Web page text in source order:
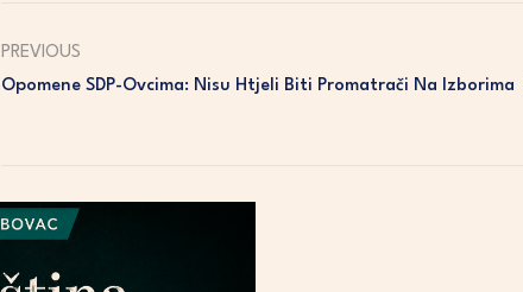
PREVIOUS
Opomene SDP-Ovcima: Nisu Htjeli Biti Promatrači Na Izborima